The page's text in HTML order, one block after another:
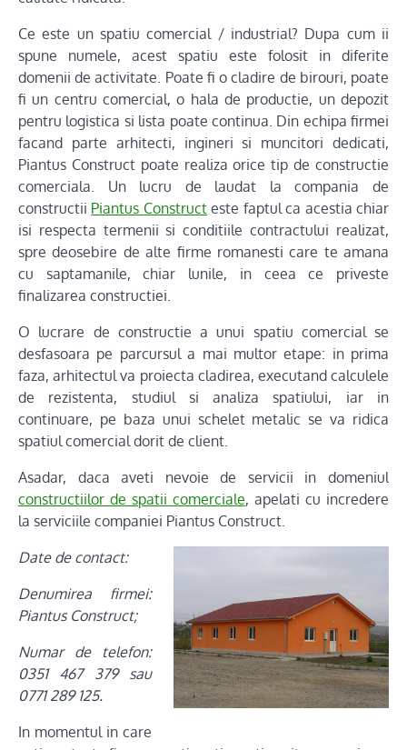
Ce este un spatiu comercial / industrial? Dupa cum ii
spune numele, acest spatiu este folosit in diferite
domenii de activitate. Poate fi o cladire de birouri, poate
fi un centru comercial, o hala de productie, un depozit
pentru logistica si lista poate continua. Din echipa firmei
facand parte arhitecti, ingineri si muncitori dedicati,
Piantus Construct poate realiza orice tip de constructie
comerciala. Un lucru de laudat la compania de
constructii Piantus Constructeste faptul ca acestia chiar
isi respecta termenii si conditiile contractului realizat,
spre deosebire de alte firme romanesti care te amana
cu saptamanile, chiar lunile, in ceea ce priveste
finalizarea constructiei.
O lucrare de constructie a unui spatiu comercial se
desfasoara pe parcursul a mai multor etape: in prima
faza, arhitectul va proiecta cladirea, executand calculele
de rezistenta, studiul si analiza spatiului, iar in
continuare, pe baza unui schelet metalic se va ridica
spatiul comercial dorit de client.
Asadar, daca aveti nevoie de servicii in domeniul
constructiilor de spatii comerciale, apelati cu incredere
la serviciile companiei Piantus Construct.
Date de contact:
Denumirea firmei:
Piantus Construct;
Numar de telefon:
0351 467 379 sau
0771 289 125.
In momentul in care